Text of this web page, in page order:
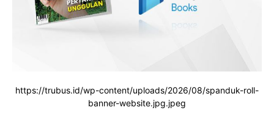
https://trubus.id/wp-content/uploads/2026/08/spanduk-roll-
banner-website.jpg.jpeg